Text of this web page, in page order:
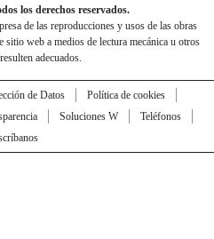
los derechos reservados.
de las reproducciones y usos de las obras
sitio web a medios de lectura mecánica u otros
adecuados.
de Datos
Política de cookies
Soluciones W
Teléfonos